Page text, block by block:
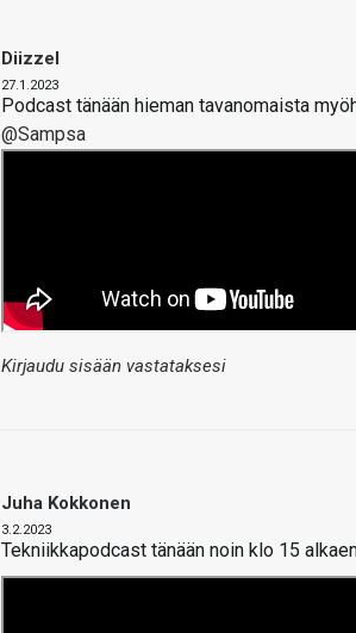
Diizzel
27.1.2023
Podcast tänään hieman tavanomaista
@Sampsa
Kirjaudu sisään vastataksesi
Juha Kokkonen
3.2.2023
Tekniikkapodcast tänään noin klo 15